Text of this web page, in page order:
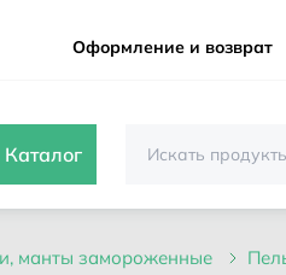
Оформление и возврат
Каталог
манты замороженные